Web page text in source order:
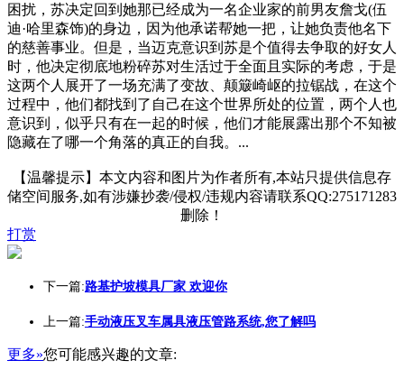
困扰，苏决定回到她那已经成为一名企业家的前男友詹戈(伍
迪·哈里森饰)的身边，因为他承诺帮她一把，让她负责他名下
的慈善事业。但是，当迈克意识到苏是个值得去争取的好女人
时，他决定彻底地粉碎苏对生活过于全面且实际的考虑，于是
这两个人展开了一场充满了变故、颠簸崎岖的拉锯战，在这个
过程中，他们都找到了自己在这个世界所处的位置，两个人也
意识到，似乎只有在一起的时候，他们才能展露出那个不知被
隐藏在了哪一个角落的真正的自我。...
【温馨提示】本文内容和图片为作者所有,本站只提供信息存
储空间服务,如有涉嫌抄袭/侵权/违规内容请联系QQ:275171283
删除！
打赏
下一篇:路基护坡模具厂家 欢迎你
上一篇:手动液压叉车属具液压管路系统,您了解吗
更多»您可能感兴趣的文章: